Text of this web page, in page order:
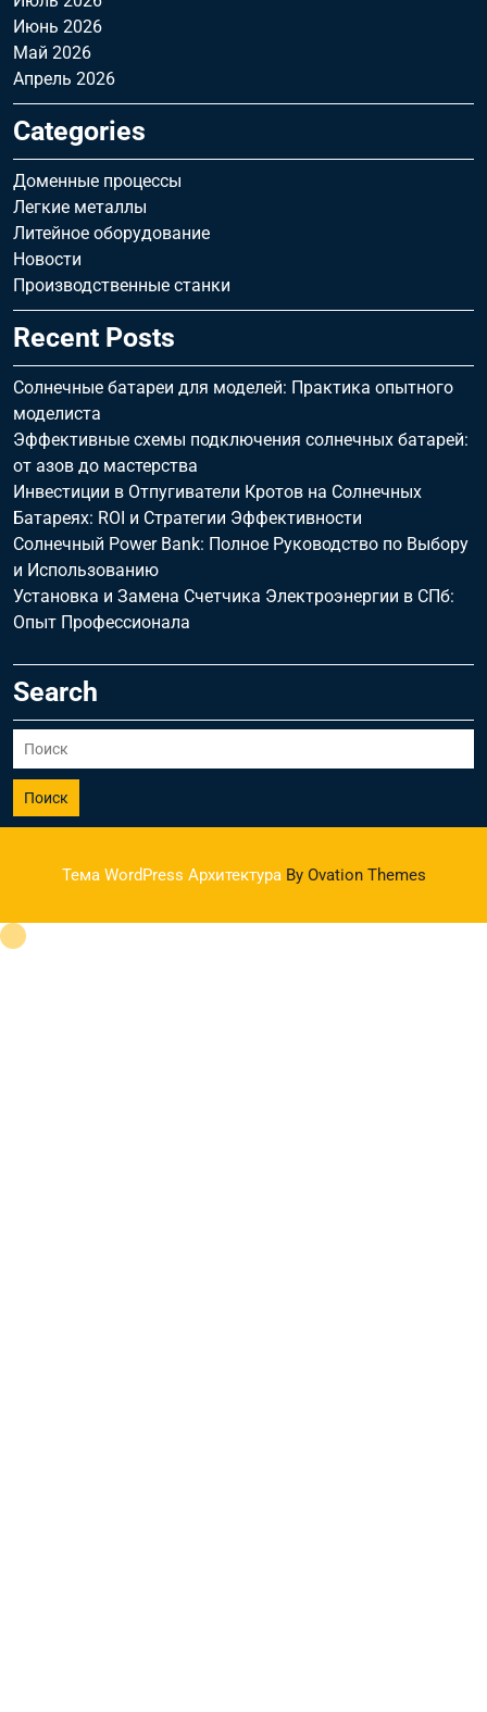
Июнь 2026
Май 2026
Апрель 2026
Categories
Доменные процессы
Легкие металлы
Литейное оборудование
Новости
Производственные станки
Recent Posts
Солнечные батареи для моделей: Практика опытного
моделиста
Эффективные схемы подключения солнечных батарей:
от азов до мастерства
Инвестиции в Отпугиватели Кротов на Солнечных
Батареях: ROI и Стратегии Эффективности
Солнечный Power Bank: Полное Руководство по Выбору
и Использованию
Установка и Замена Счетчика Электроэнергии в СПб:
Опыт Профессионала
Search
Поиск
Тема WordPress Архитектура By Ovation Themes